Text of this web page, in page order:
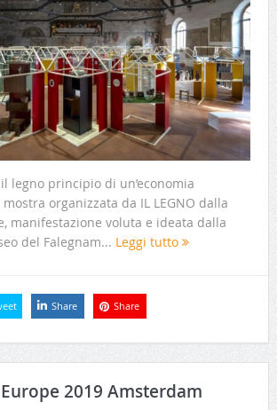
legno principio di un’economia
organizzata da IL LEGNO dalla
manifestazione voluta e ideata dalla
del Falegnam... Leggi tutto
Share Share
2019 Amsterdam